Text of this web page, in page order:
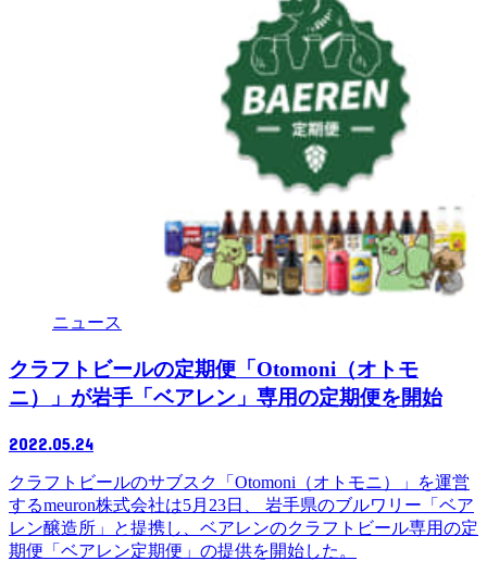
ニュース
クラフトビールの定期便「Otomoni（オトモ
ニ）」が岩手「ベアレン」専用の定期便を開始
2022.05.24
クラフトビールのサブスク「Otomoni（オトモニ）」を運営
するmeuron株式会社は5月23日、 岩手県のブルワリー「ベア
レン醸造所」と提携し、ベアレンのクラフトビール専用の定
期便「ベアレン定期便」の提供を開始した。